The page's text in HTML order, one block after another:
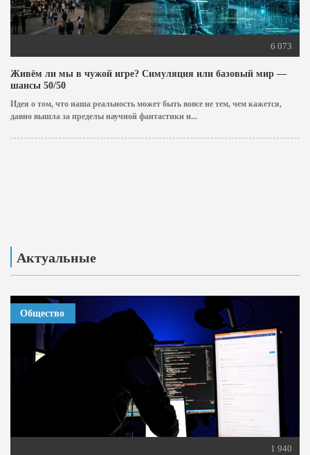
6 073
Живём ли мы в чужой игре? Симуляция или базовый мир —
шансы 50/50
Идея о том, что наша реальность может быть вовсе не тем, чем кажется,
давно вышла за пределы научной фантастики и...
Актуальные
Общество
1 940